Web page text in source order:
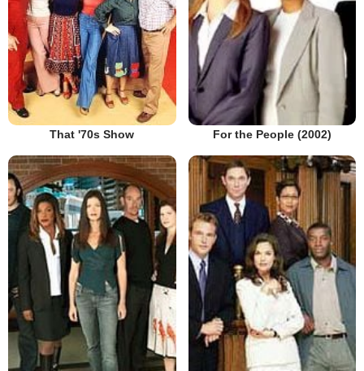
That '70s Show For the People (2002)